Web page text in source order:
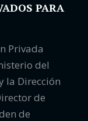
PARA
Privada
del
la Dirección
de
de